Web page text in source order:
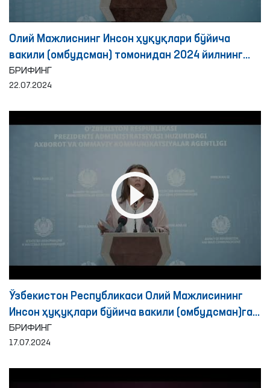
Олий Мажлиснинг Инсон ҳуқуқлари бўйича
вакили (омбудсман) томонидан 2024 йилнинг
биринчи ярим йиллигида қийноққа солиш
ҳолатларини аниқлаш ва олдини олиш юзасидан
БРИФИНГ
22.07.2024
Ўзбекистон Республикаси Олий Мажлисининг
Инсон ҳуқуқлари бўйича вакили (омбудсман)га
2024 йилнинг биринчи ярим йиллигида
фуқаролардан келиб тушган мурожаатлар ва
БРИФИНГ
17.07.2024